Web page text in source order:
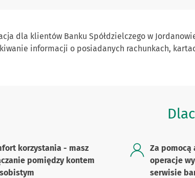
dla klientów Banku Spółdzielczego w
informacji o posiadanych rachunkach,
korzystania - masz
pomiędzy kontem
Za pomocą
operacje
serwisie